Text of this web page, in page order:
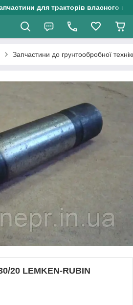
для тракторів власного
Запчастини до грунтообробної
20 LEMKEN-RUBIN